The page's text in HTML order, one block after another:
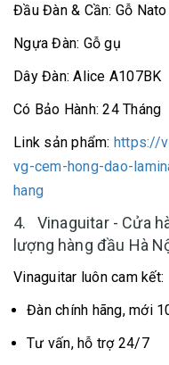
Đầu Đàn & Cần: Gỗ Nato
Ngựa Đàn: Gỗ gụ
Dây Đàn: Alice A107BK
Có Bảo Hành: 24 Tháng
Link sản phẩm: https://
vg-cem-hong-dao-
hang
4. Vinaguitar - Cửa
lượng hàng đầu Hà
Vinaguitar luôn cam kết:
Đàn chính hãng, mới
Tư vấn, hỗ trợ 24/7